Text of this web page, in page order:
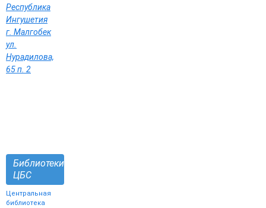
Республика
Ингушетия
г. Малгобек
ул.
Нурадилова,
65 п. 2
Библиотеки
ЦБС
Центральная
библиотека